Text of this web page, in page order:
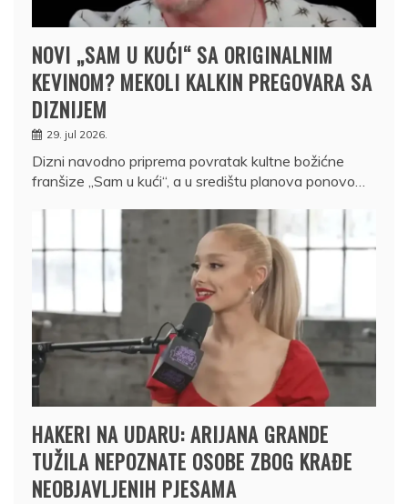
NOVI „SAM U KUĆI“ SA ORIGINALNIM
KEVINOM? MEKOLI KALKIN PREGOVARA SA
DIZNIJEM
29. jul 2026.
Dizni navodno priprema povratak kultne božićne
franšize „Sam u kući“, a u središtu planova ponovo…
HAKERI NA UDARU: ARIJANA GRANDE
TUŽILA NEPOZNATE OSOBE ZBOG KRAĐE
NEOBJAVLJENIH PJESAMA